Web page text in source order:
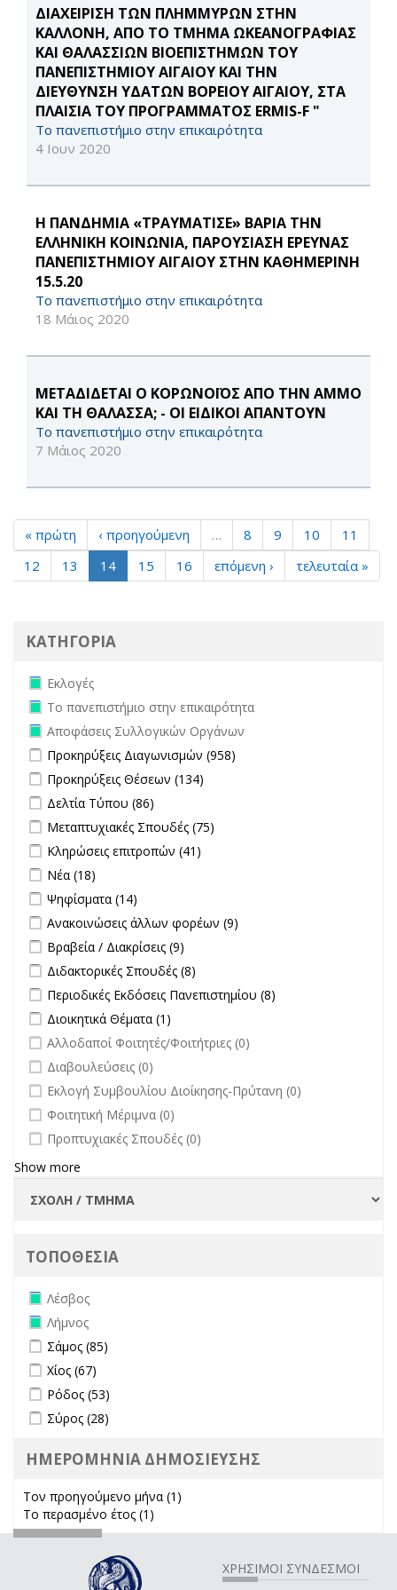
ΔΙΑΧΕΙΡΙΣΗ ΤΩΝ ΠΛΗΜΜΥΡΩΝ ΣΤΗΝ
ΚΑΛΛΟΝΗ, ΑΠΟ ΤΟ ΤΜΗΜΑ ΩΚΕΑΝΟΓΡΑΦΙΑΣ
ΚΑΙ ΘΑΛΑΣΣΙΩΝ ΒΙΟΕΠΙΣΤΗΜΩΝ ΤΟΥ
ΠΑΝΕΠΙΣΤΗΜΙΟΥ ΑΙΓΑΙΟΥ ΚΑΙ ΤΗΝ
ΔΙΕΥΘΥΝΣΗ ΥΔΑΤΩΝ ΒΟΡΕΙΟΥ ΑΙΓΑΙΟΥ, ΣΤΑ
ΠΛΑΙΣΙΑ ΤΟΥ ΠΡΟΓΡΑΜΜΑΤΟΣ ERMIS-F "
Το πανεπιστήμιο στην επικαιρότητα
4 Ιουν 2020
Η ΠΑΝΔΗΜΙΑ «ΤΡΑΥΜΑΤΙΣΕ» ΒΑΡΙΑ ΤΗΝ
ΕΛΛΗΝΙΚΗ ΚΟΙΝΩΝΙΑ, ΠΑΡΟΥΣΙΑΣΗ ΕΡΕΥΝΑΣ
ΠΑΝΕΠΙΣΤΗΜΙΟΥ ΑΙΓΑΙΟΥ ΣΤΗΝ ΚΑΘΗΜΕΡΙΝΗ
15.5.20
Το πανεπιστήμιο στην επικαιρότητα
18 Μάιος 2020
ΜΕΤΑΔΙΔΕΤΑΙ Ο ΚΟΡΩΝΟΪΟΣ ΑΠΟ ΤΗΝ ΑΜΜΟ
ΚΑΙ ΤΗ ΘΑΛΑΣΣΑ; - ΟΙ ΕΙΔΙΚΟΙ ΑΠΑΝΤΟΥΝ
Το πανεπιστήμιο στην επικαιρότητα
7 Μάιος 2020
« πρώτη ‹ προηγούμενη … 8 9 10
11
12
13 14 15 16 επόμενη › τελευταία »
ΚΑΤΗΓΟΡΙΑ
Remove Εκλογές filter
Εκλογές
Remove Το πανεπιστήμιο στην επικαιρότητα filter
Το πανεπιστήμιο στην επικαιρότητα
Remove Αποφάσεις Συλλογικών Οργάνων filter
Αποφάσεις Συλλογικών Οργάνων
Apply Προκηρύξεις Διαγωνισμών filter
Προκηρύξεις Διαγωνισμών (958)
Apply Προκηρύξεις Θέσεων filter
Προκηρύξεις Θέσεων (134)
Apply Δελτία Τύπου filter
Δελτία Τύπου (86)
Apply Μεταπτυχιακές Σπουδές filter
Μεταπτυχιακές Σπουδές (75)
Apply Κληρώσεις επιτροπών filter
Κληρώσεις επιτροπών (41)
Apply Νέα filter
Νέα (18)
Apply Ψηφίσματα filter
Ψηφίσματα (14)
Apply Ανακοινώσεις άλλων φορέων filter
Ανακοινώσεις άλλων φορέων (9)
Apply Βραβεία / Διακρίσεις filter
Βραβεία / Διακρίσεις (9)
Apply Διδακτορικές Σπουδές filter
Διδακτορικές Σπουδές (8)
Apply Περιοδικές Εκδόσεις Πανεπιστημίου filter
Περιοδικές Εκδόσεις Πανεπιστημίου (8)
Apply Διοικητικά Θέματα filter
Διοικητικά Θέματα (1)
undefined
Αλλοδαποί Φοιτητές/Φοιτήτριες (0)
undefined
Διαβουλεύσεις (0)
undefined
Εκλογή Συμβουλίου Διοίκησης-Πρύτανη (0)
undefined
Φοιτητική Μέριμνα (0)
undefined
Προπτυχιακές Σπουδές (0)
Show more
ΤΟΠΟΘΕΣΙΑ
Remove Λέσβος filter
Λέσβος
Remove Λήμνος filter
Λήμνος
Apply Σάμος filter
Σάμος (85)
Apply Χίος filter
Χίος (67)
Apply Ρόδος filter
Ρόδος (53)
Apply Σύρος filter
Σύρος (28)
ΗΜΕΡΟΜΗΝΙΑ ΔΗΜΟΣΙΕΥΣΗΣ
Τον προηγούμενο μήνα (1)
Το περασμένο έτος (1)
ΧΡΗΣΙΜΟΙ ΣΥΝΔΕΣΜΟΙ